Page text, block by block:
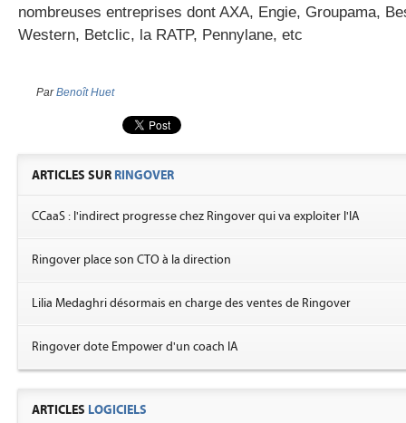
nombreuses entreprises dont AXA, Engie, Groupama,
Western, Betclic, la RATP, Pennylane, etc
ParBenoît Huet
ARTICLES SUR RINGOVER
CCaaS : l'indirect progresse chez Ringover qui va exploiter l'IA
Ringover place son CTO à la direction
Lilia Medaghri désormais en charge des ventes de Ringover
Ringover dote Empower d'un coach IA
ARTICLES LOGICIELS